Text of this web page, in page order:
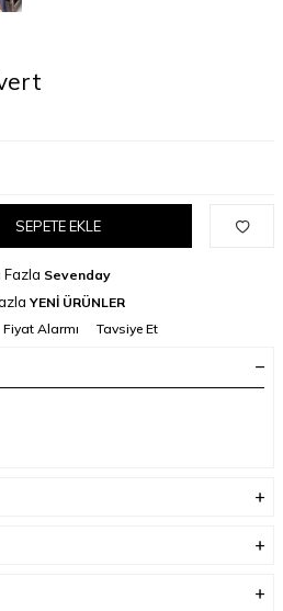
SEPETE EKLE
Sevenday
YENİ ÜRÜNLER
Fiyat Alarmı Tavsiye Et